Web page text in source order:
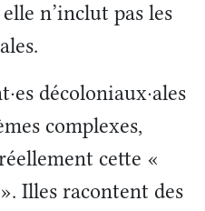
n’inclut pas les
décoloniaux·ales
complexes,
cette «
Illes racontent des